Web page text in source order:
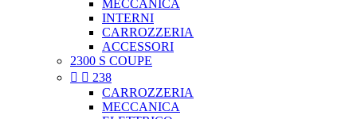
MECCANICA
INTERNI
CARROZZERIA
ACCESSORI
2300 S COUPE
  238
CARROZZERIA
MECCANICA